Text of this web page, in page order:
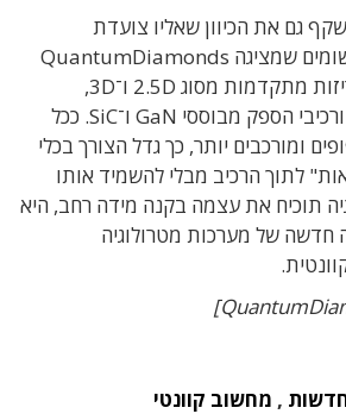
גם את הכיוון שאליו צועדת
התעשייה. מרבית היישומים שמציגה QuantumDiamonds
קשורים לשבבי AI, אריזות מתקדמות מסוג 2.5D ו־3D,
טכנולוגיות Chiplets ורכיבי הספק מבוססי GaN ו־SiC. ככל
ומורכבים יותר, כך גדל הצורך בכלי
לתוך הרכיב מבלי להשמיד אותו
תוכיח את עצמה בקנה מידה רחב, היא
חדשה של מערכות מטרולוגיה
, מחשוב קוונטי